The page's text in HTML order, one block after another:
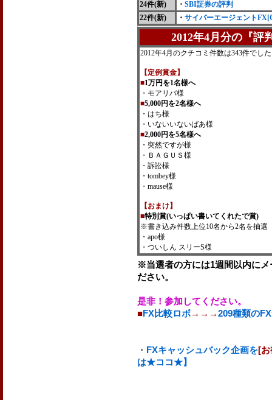
24件(新)
・ SBI証券の評判
22件(新)
・ サイバーエージェント
2012年4月分の『評
2012年4月のクチコミ件数は343件でし
【定例賞金】
■1万円を1名様へ
・モアリバ様
■5,000円を2名様へ
・はち様
・いないいないばあ様
■2,000円を5名様へ
・突然ですが様
・ＢＡＧＵＳ様
・訴訟様
・tombey様
・mause様
【おまけ】
■特別賞(いっぱい書いてくれたで賞)
※書き込み件数上位10名から2名を抽選
・apo様
・ついしん スリーS様
※当選者の方には1週間以内に
ださい。
是非！参加してください。
■FX比較ロボ→→→209種類の
・ FXキャッシュバック企画を[お
は★ココ★】